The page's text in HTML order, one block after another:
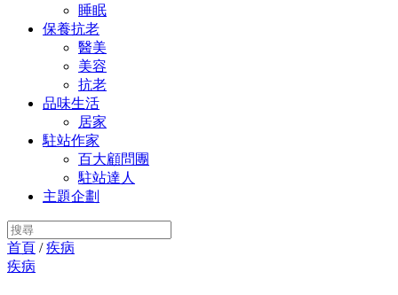
睡眠
保養抗老
醫美
美容
抗老
品味生活
居家
駐站作家
百大顧問團
駐站達人
主題企劃
首頁 /疾病
疾病